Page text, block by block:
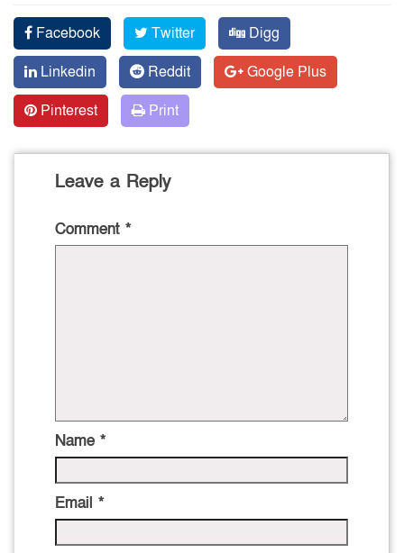
Facebook Twitter
Digg
Linkedin
Reddit
Google Plus
Pinterest
Print
Leave a Reply
Comment *
Name *
Email *